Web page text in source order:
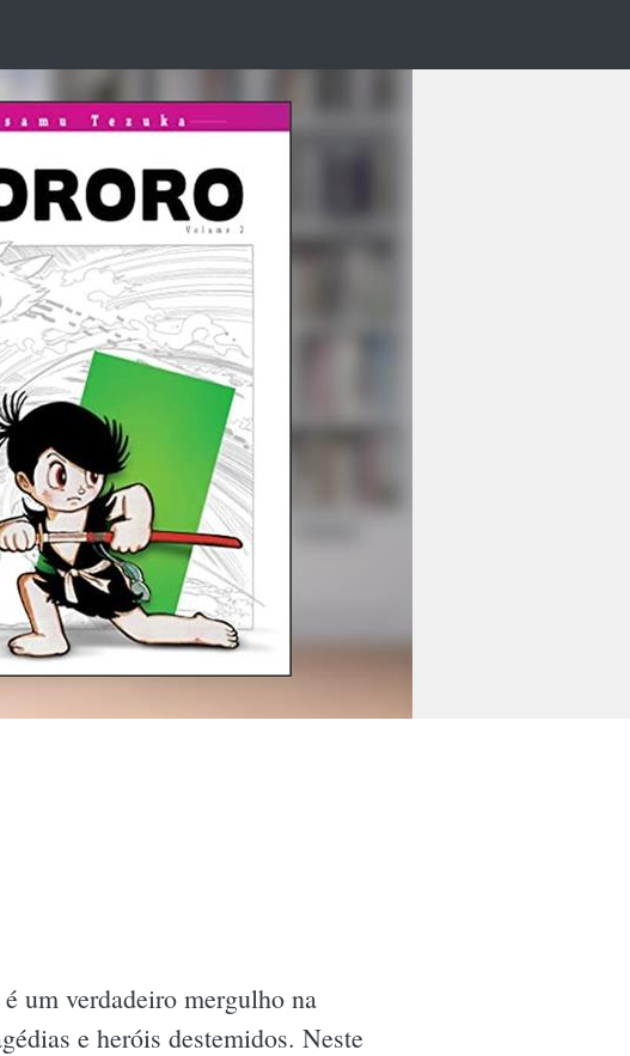
um verdadeiro mergulho na
e heróis destemidos. Neste